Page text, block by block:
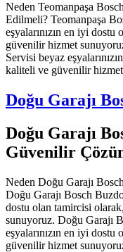
Neden Teomanpaşa
Edilmeli? Teomanpaşa
eşyalarınızın en iyi
güvenilir hizmet
Servisi beyaz
kaliteli ve güvenilir
Doğu Garajı
Doğu Garajı
Güvenilir
Neden Doğu Garajı
Doğu Garajı Bosch
dostu olan tamircisi
sunuyoruz. Doğu Garajı
eşyalarınızın en iyi
güvenilir hizmet